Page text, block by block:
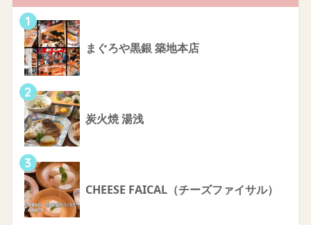
1
まぐろや黒銀 築地本店
2
炭火焼 湯浅
3
CHEESE FAICAL（チーズファイサル）